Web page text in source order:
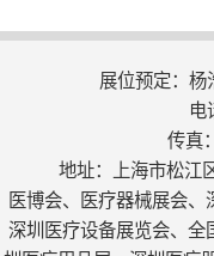
展位预定：杨
电
传真
地址：上海市松江
医博会、医疗器械展会、
深圳医疗设备展览会、全